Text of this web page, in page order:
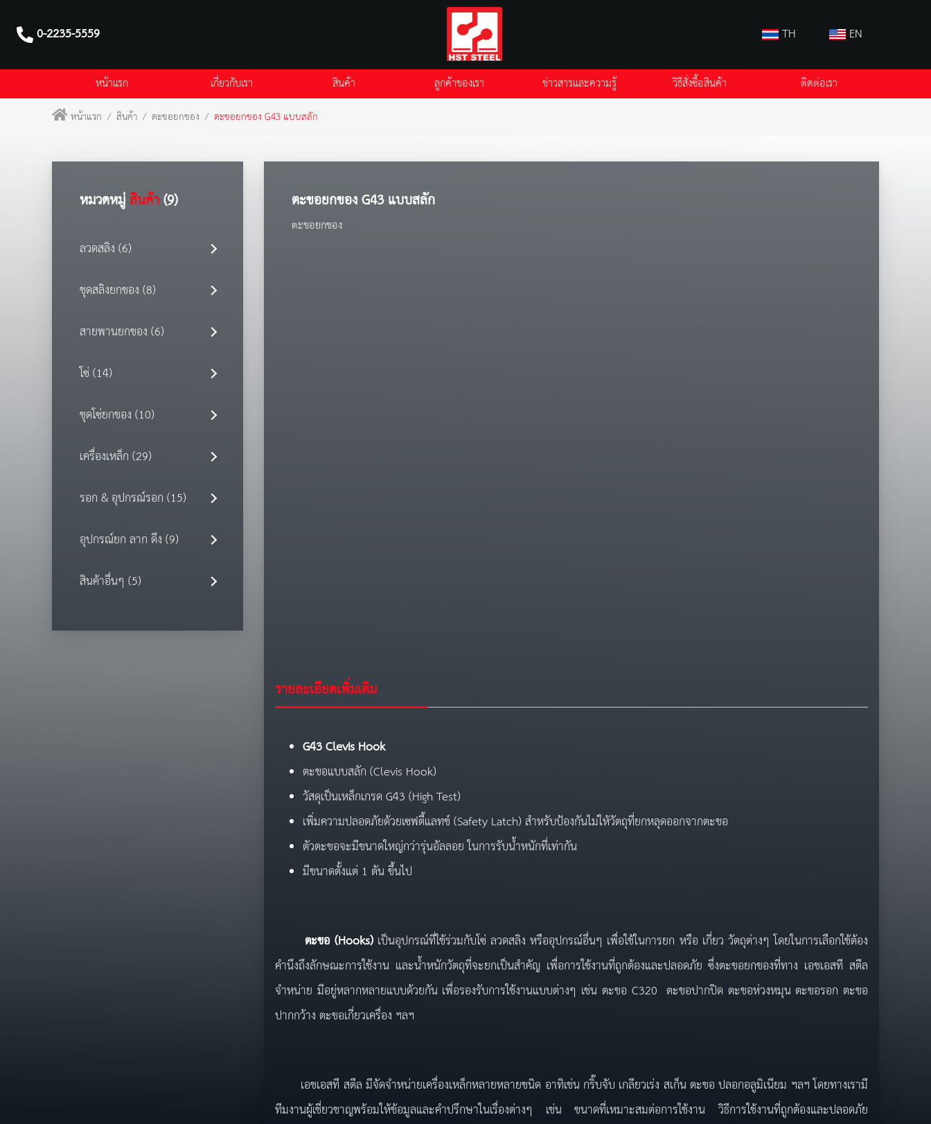
0-2235-5559 TH EN
หน้าแรก เกี่ยวกับเรา สินค้า ลูกค้าของเรา ข่าวสารและความรู้ วิธีสั่งซื้อสินค้า ติดต่อเรา
หน้าแรก สินค้า ตะขอยกของ ตะขอยกของ G43 แบบสลัก
หมวดหมู่สินค้า(9)
ลวดสลิง (6)
ชุดสลิงยกของ (8)
สายพานยกของ (6)
โซ่ (14)
ชุดโซ่ยกของ (10)
เครื่องเหล็ก (29)
รอก & อุปกรณ์รอก (15)
อุปกรณ์ยก ลาก ดึง (9)
สินค้าอื่นๆ (5)
ตะขอยกของ G43 แบบสลัก
ตะขอยกของ
รายละเอียดเพิ่มเติม
G43 Clevis Hook
ตะขอแบบสลัก (Clevis Hook)
วัสดุเป็นเหล็กเกรด G43 (High Test)
เพิ่มความปลอดภัยด้วยเซฟตี้แลทช์ (Safety Latch) สำหรับป้องกันไม่ให้วัตถุที่ยกหลุดออกจากตะขอ
ตัวตะขอจะมีขนาดใหญ่กว่ารุ่นอัลลอย ในการรับน้ำหนักที่เท่ากัน
มีขนาดตั้งแต่ 1 ตัน ขึ้นไป
ตะขอ (Hooks) เป็นอุปกรณ์ที่ใช้ร่วมกับโซ่ ลวดสลิง หรืออุปกรณ์อื่นๆ เพื่อใช้ในการยก หรือ เกี่ยว วัตถุต่างๆ โดยในการเลือกใช้ต้อง
คำนึงถึงลักษณะการใช้งาน และน้ำหนักวัตถุที่จะยกเป็นสำคัญ เพื่อการใช้งานที่ถูกต้องและปลอดภัย ซึ่งตะขอยกของที่ทาง เอชเอสที สตีล
จำหน่าย มีอยู่หลากหลายแบบด้วยกัน เพื่อรองรับการใช้งานแบบต่างๆ เช่น ตะขอ C320 ตะขอปากปิด ตะขอห่วงหมุน ตะขอรอก ตะขอ
ปากกว้าง ตะขอเกี่ยวเครื่อง ฯลฯ
เอชเอสที สตีล มีจัดจำหน่ายเครื่องเหล็กหลายหลายชนิด อาทิเช่น กริ๊บจับ เกลียวเร่ง สเก็น ตะขอ ปลอกอลูมิเนียม ฯลฯ โดยทางเรามี
ทีมงานผู้เชี่ยวชาญพร้อมให้ข้อมูลและคำปรึกษาในเรื่องต่างๆ เช่น ขนาดที่เหมาะสมต่อการใช้งาน วิธีการใช้งานที่ถูกต้องและปลอดภัย